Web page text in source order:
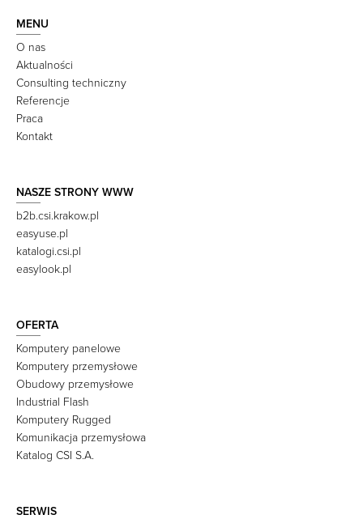
MENU
O nas
Aktualności
Consulting techniczny
Referencje
Praca
Kontakt
NASZE STRONY WWW
b2b.csi.krakow.pl
easyuse.pl
katalogi.csi.pl
easylook.pl
OFERTA
Komputery panelowe
Komputery przemysłowe
Obudowy przemysłowe
Industrial Flash
Komputery Rugged
Komunikacja przemysłowa
Katalog CSI S.A.
SERWIS